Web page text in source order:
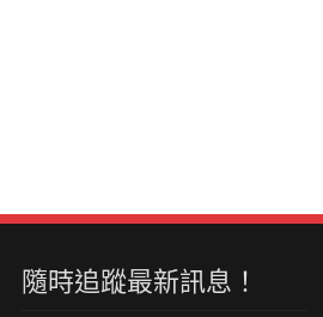
隨時追蹤最新訊息！